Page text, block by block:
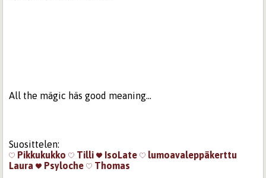
All the mägic häs good meaning...
Suosittelen:
Pikkukukko
Tilli IsoLate
lumoavaleppäkerttu
Laura
Psyloche Thomas